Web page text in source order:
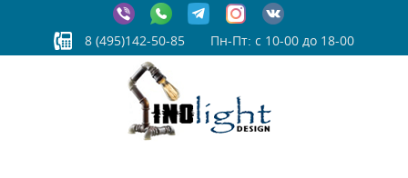
8 (495)142-50-85 Пн-Пт: с 10-00 до 18-00